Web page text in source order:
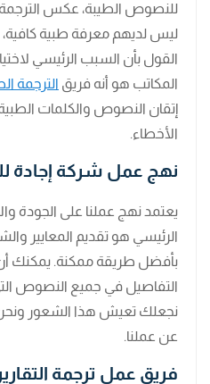
للنصوص الطيبة، عكس
ليس لديهم معرفة طبية كافية،
القول بأن السبب الرئيسي
المكاتب هو أنه فريق الترجمة
إتقان النصوص والكلمات
الأخطاء.
نهج عمل شركة إجادة
يعتمد نهج عملنا على الجودة
الرئيسي هو تقديم المعايير
بأفضل طريقة ممكنة. يمكنك أن
التفاصيل في جميع النصوص
نجعلك تعيش هذا الشعور
عن عملنا.
فريق عمل ترجمة